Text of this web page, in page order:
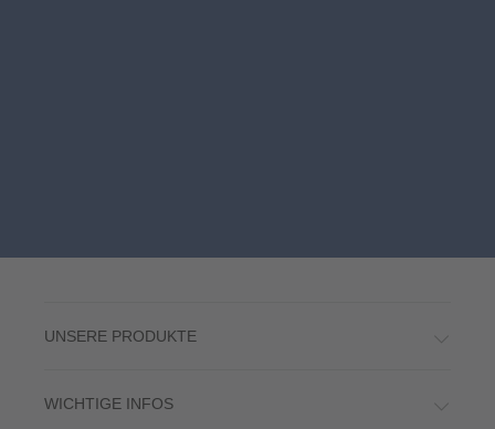
UNSERE PRODUKTE
WICHTIGE INFOS